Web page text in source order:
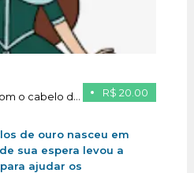
R$ 20.00
A menina que nasceu com o cabelo de ouro
de ouro nasceu em
sua espera levou a
ajudar os